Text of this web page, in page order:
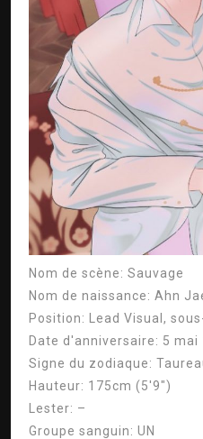
Nom de scène: Sauvage
Nom de naissance: Ahn
Position:
Lead Visual,
Date d'anniversaire: 5 mai
Signe du zodiaque:
Hauteur: 175cm (5'9″)
Lester: –
Groupe sanguin: UN